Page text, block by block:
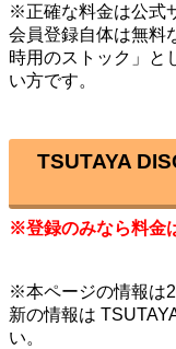
※正確な料金は公式
会員登録自体は無料
時用のストック」と
い方です。
TSUTAYA
※登録のみなら料金
※本ページの情報は
新の情報は
い。